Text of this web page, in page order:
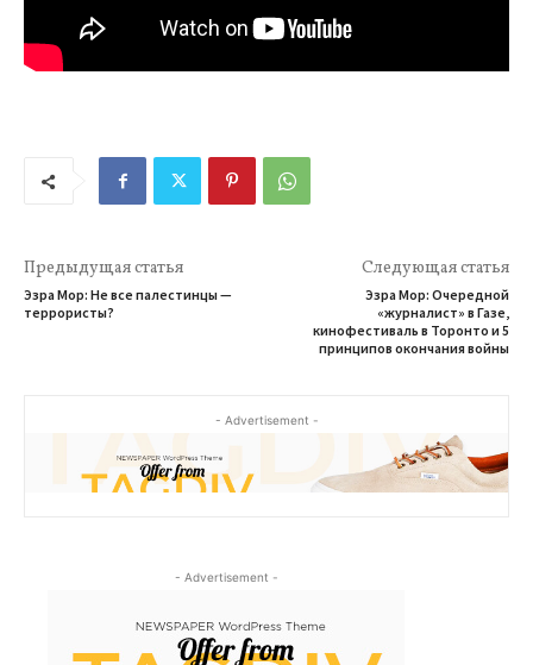
Предыдущая статья
Эзра Мор: Не все палестинцы —
террористы?
Следующая статья
Эзра Мор: Очередной
«журналист» в Газе,
кинофестиваль в Торонто и 5
принципов окончания войны
- Advertisement -
- Advertisement -